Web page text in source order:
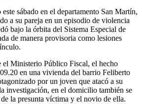
sábado en el departamento San Martín,
a su pareja en un episodio de violencia
bajo la órbita del Sistema Especial de
de manera provisoria como lesiones
el Ministerio Público Fiscal, el hecho
en una vivienda del barrio Feliberto
por un joven que atacó a su
investigación, en el domicilio también se
la presunta víctima y el novio de ella.